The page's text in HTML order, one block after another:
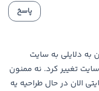
دلایلی به سایت
تغییر کرد. نه ممنون
الان در حال طراحیه یه
پاسخ